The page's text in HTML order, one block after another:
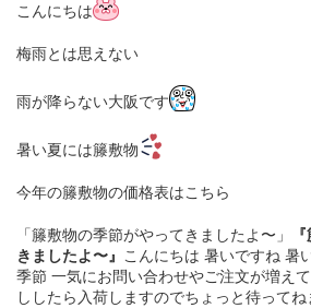
こんにちは
梅雨とは思えない
雨が降らない大阪です
暑い夏には籐敷物
今年の籐敷物の価格表はこちら
「籐敷物の季節がやってきましたよ〜」
きましたよ〜』 こんにちは 暑いですね 暑
季節 一気にお問い合わせやご注文が増え
ししたら入荷しますのでちょっと待って